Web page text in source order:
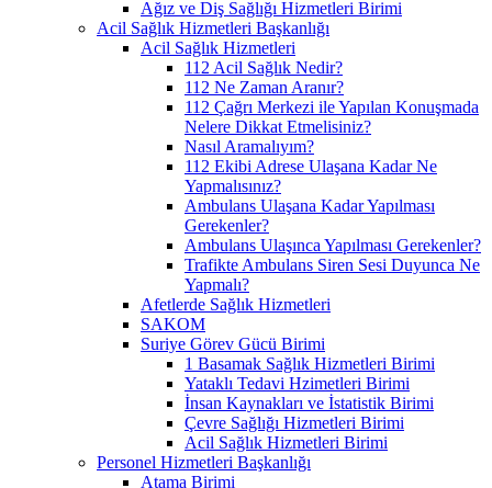
Ağız ve Diş Sağlığı Hizmetleri Birimi
Acil Sağlık Hizmetleri Başkanlığı
Acil Sağlık Hizmetleri
112 Acil Sağlık Nedir?
112 Ne Zaman Aranır?
112 Çağrı Merkezi ile Yapılan Konuşmada
Nelere Dikkat Etmelisiniz?
Nasıl Aramalıyım?
112 Ekibi Adrese Ulaşana Kadar Ne
Yapmalısınız?
Ambulans Ulaşana Kadar Yapılması
Gerekenler?
Ambulans Ulaşınca Yapılması Gerekenler?
Trafikte Ambulans Siren Sesi Duyunca Ne
Yapmalı?
Afetlerde Sağlık Hizmetleri
SAKOM
Suriye Görev Gücü Birimi
1 Basamak Sağlık Hizmetleri Birimi
Yataklı Tedavi Hzimetleri Birimi
İnsan Kaynakları ve İstatistik Birimi
Çevre Sağlığı Hizmetleri Birimi
Acil Sağlık Hizmetleri Birimi
Personel Hizmetleri Başkanlığı
Atama Birimi